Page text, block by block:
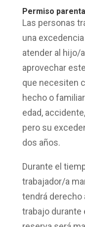
Permiso
Las personas
una excedencia
atender al hijo/
aprovechar
que necesiten
hecho o
edad,
pero su
dos años.
Durante el
trabajador/a
tendrá derecho
trabajo durante